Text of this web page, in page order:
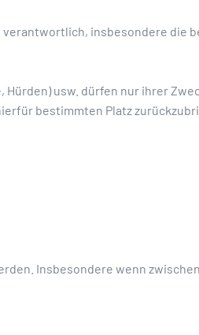
insbesondere die
usw. dürfen nur ihrer
bestimmten Platz
Insbesondere wenn